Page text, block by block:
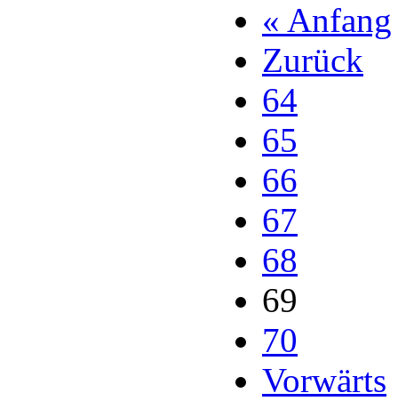
« Anfang
Zurück
64
65
66
67
68
69
70
Vorwärts